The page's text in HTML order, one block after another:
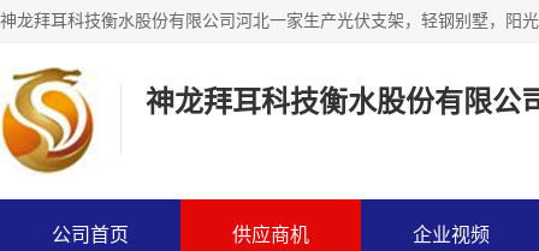
神龙拜耳科技衡水股份有限公
公司首页 供应商机 企业视频